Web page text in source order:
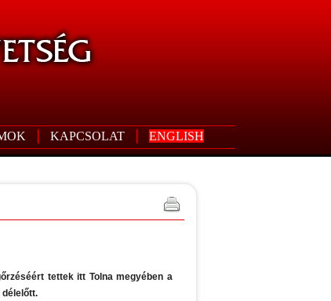
KAPCSOLAT ENGLISH
tettek itt Tolna megyében a
délelőtt.